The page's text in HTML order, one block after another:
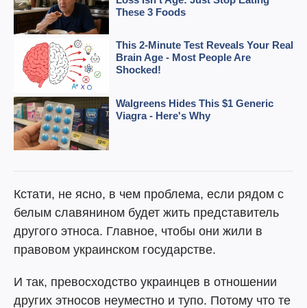
Кстати, не ясно, в чем проблема, если рядом с
белым славянином будет жить представитель
другого этноса. Главное, чтобы они жили в
правовом украинском государстве.
И так, превосходство украинцев в отношении
других этносов неуместно и тупо. Потому что те